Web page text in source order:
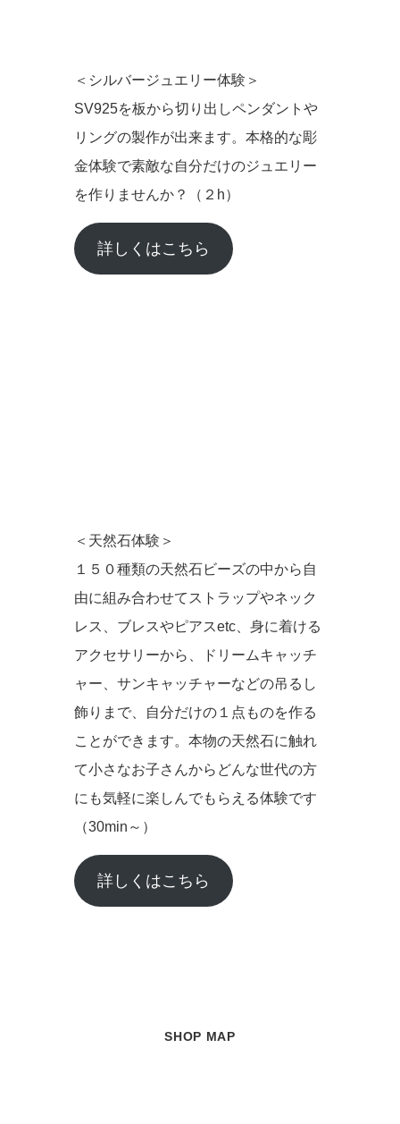
＜シルバージュエリー体験＞
SV925を板から切り出しペンダントや
リングの製作が出来ます。本格的な彫
金体験で素敵な自分だけのジュエリー
を作りませんか？（２h）
詳しくはこちら
＜天然石体験＞
１５０種類の天然石ビーズの中から自
由に組み合わせてストラップやネック
レス、ブレスやピアスetc、身に着ける
アクセサリーから、ドリームキャッチ
ャー、サンキャッチャーなどの吊るし
飾りまで、自分だけの１点ものを作る
ことができます。本物の天然石に触れ
て小さなお子さんからどんな世代の方
にも気軽に楽しんでもらえる体験です
（30min～）
詳しくはこちら
SHOP MAP